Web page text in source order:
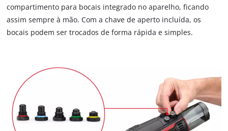
not
to
the
owner
needs
to
setup
the
compartimento para bocais integrado no aparelho, ficando
assim sempre à mão. Com a chave de aperto incluída, os
bocais podem ser trocados de forma rápida e simples.